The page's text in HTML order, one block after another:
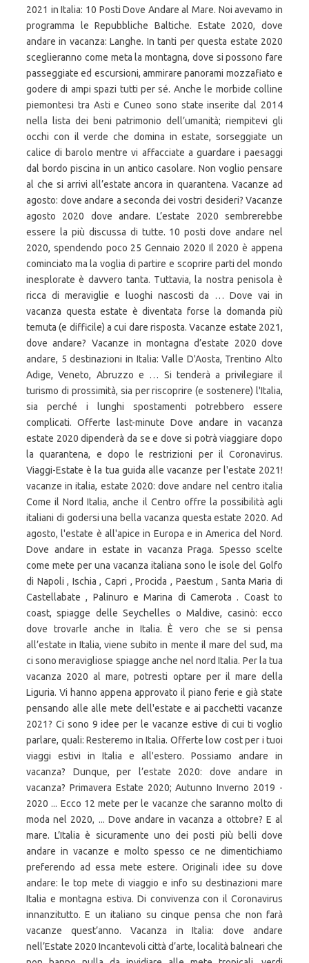
2021 in Italia: 10 Posti Dove Andare al Mare. Noi avevamo in
programma le Repubbliche Baltiche. Estate 2020, dove
andare in vacanza: Langhe. In tanti per questa estate 2020
sceglieranno come meta la montagna, dove si possono fare
passeggiate ed escursioni, ammirare panorami mozzafiato e
godere di ampi spazi tutti per sé. Anche le morbide colline
piemontesi tra Asti e Cuneo sono state inserite dal 2014
nella lista dei beni patrimonio dell’umanità; riempitevi gli
occhi con il verde che domina in estate, sorseggiate un
calice di barolo mentre vi affacciate a guardare i paesaggi
dal bordo piscina in un antico casolare. Non voglio pensare
al che si arrivi all’estate ancora in quarantena. Vacanze ad
agosto: dove andare a seconda dei vostri desideri? Vacanze
agosto 2020 dove andare. L’estate 2020 sembrerebbe
essere la più discussa di tutte. 10 posti dove andare nel
2020, spendendo poco 25 Gennaio 2020 Il 2020 è appena
cominciato ma la voglia di partire e scoprire parti del mondo
inesplorate è davvero tanta. Tuttavia, la nostra penisola è
ricca di meraviglie e luoghi nascosti da … Dove vai in
vacanza questa estate è diventata forse la domanda più
temuta (e difficile) a cui dare risposta. Vacanze estate 2021,
dove andare? Vacanze in montagna d’estate 2020 dove
andare, 5 destinazioni in Italia: Valle D'Aosta, Trentino Alto
Adige, Veneto, Abruzzo e … Si tenderà a privilegiare il
turismo di prossimità, sia per riscoprire (e sostenere) l'Italia,
sia perché i lunghi spostamenti potrebbero essere
complicati. Offerte last-minute Dove andare in vacanza
estate 2020 dipenderà da se e dove si potrà viaggiare dopo
la quarantena, e dopo le restrizioni per il Coronavirus.
Viaggi-Estate è la tua guida alle vacanze per l'estate 2021!
vacanze in italia, estate 2020: dove andare nel centro italia
Come il Nord Italia, anche il Centro offre la possibilità agli
italiani di godersi una bella vacanza questa estate 2020. Ad
agosto, l'estate è all'apice in Europa e in America del Nord.
Dove andare in estate in vacanza Praga. Spesso scelte
come mete per una vacanza italiana sono le isole del Golfo
di Napoli , Ischia , Capri , Procida , Paestum , Santa Maria di
Castellabate , Palinuro e Marina di Camerota . Coast to
coast, spiagge delle Seychelles o Maldive, casinò: ecco
dove trovarle anche in Italia. È vero che se si pensa
all’estate in Italia, viene subito in mente il mare del sud, ma
ci sono meravigliose spiagge anche nel nord Italia. Per la tua
vacanza 2020 al mare, potresti optare per il mare della
Liguria. Vi hanno appena approvato il piano ferie e già state
pensando alle alle mete dell'estate e ai pacchetti vacanze
2021? Ci sono 9 idee per le vacanze estive di cui ti voglio
parlare, quali: Resteremo in Italia. Offerte low cost per i tuoi
viaggi estivi in Italia e all'estero. Possiamo andare in
vacanza? Dunque, per l’estate 2020: dove andare in
vacanza? Primavera Estate 2020; Autunno Inverno 2019 -
2020 ... Ecco 12 mete per le vacanze che saranno molto di
moda nel 2020, ... Dove andare in vacanza a ottobre? E al
mare. L’Italia è sicuramente uno dei posti più belli dove
andare in vacanze e molto spesso ce ne dimentichiamo
preferendo ad essa mete estere. Originali idee su dove
andare: le top mete di viaggio e info su destinazioni mare
Italia e montagna estiva. Di convivenza con il Coronavirus
innanzitutto. E un italiano su cinque pensa che non farà
vacanze quest’anno. Vacanza in Italia: dove andare
nell’Estate 2020 Incantevoli città d’arte, località balneari che